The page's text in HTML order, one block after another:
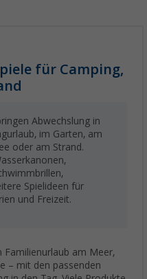
für Camping,
Abwechslung in
im Garten, am
oder am Strand.
Spielideen für
und Freizeit.
Familienurlaub am Meer,
– mit den passenden